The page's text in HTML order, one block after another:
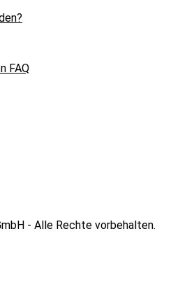
FAQ
- Alle Rechte vorbehalten.